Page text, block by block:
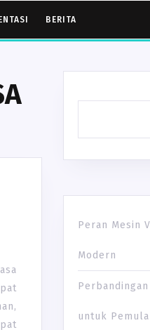
BERITA
Peran Mesin
Modern
untuk Pemula